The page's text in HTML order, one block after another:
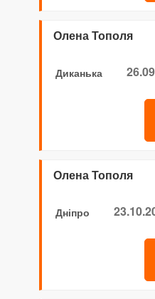
Олена Тополя
Диканька
Олена Тополя
Дніпро